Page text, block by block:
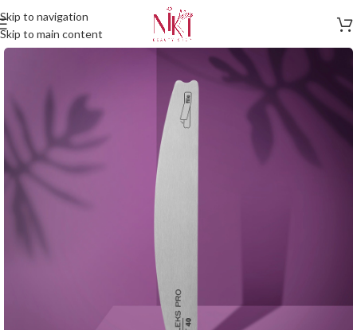
Skip to navigation
Skip to main content